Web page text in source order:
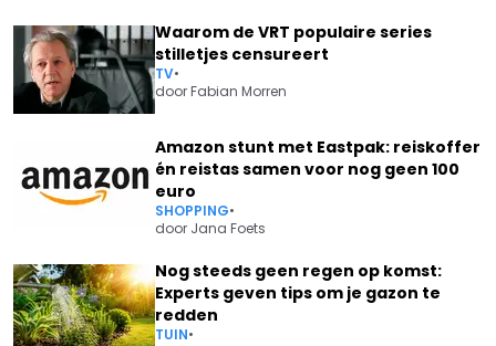
Waarom de VRT populaire series
stilletjes censureert
TV•
doorFabian Morren
Amazon stunt met Eastpak: reiskoffer
én reistas samen voor nog geen 100
euro
SHOPPING•
door Jana Foets
Nog steeds geen regen op komst:
Experts geven tips om je gazon te
redden
TUIN•